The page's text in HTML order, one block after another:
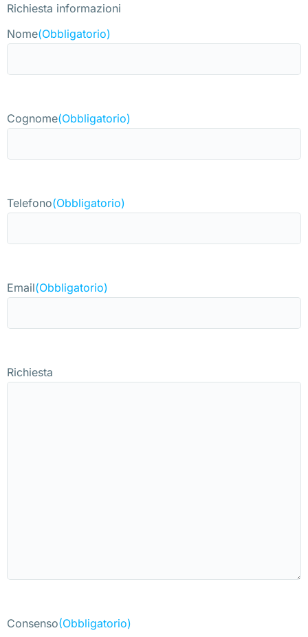
Richiesta informazioni
Nome(Obbligatorio)
Cognome(Obbligatorio)
Telefono(Obbligatorio)
Email(Obbligatorio)
Richiesta
Consenso(Obbligatorio)